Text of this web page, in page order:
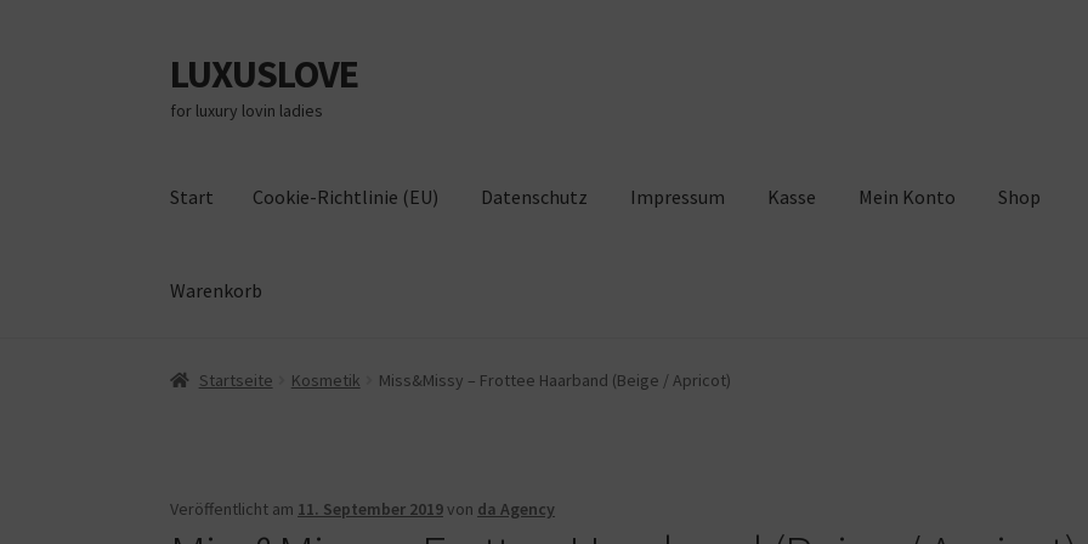
Zur
Navigation
springen
Zum
Inhalt
springen
LUXUSLOVE
for luxury lovin ladies
Start Cookie-Richtlinie (EU) Datenschutz Impressum Kasse Mein Konto Shop
Warenkorb
Start Cookie-Richtlinie (EU) Datenschutz Impressum Kasse Mein Konto
Startseite Kosmetik Miss&Missy – Frottee Haarband (Beige / Apricot)
Veröffentlicht am 11. September 2019von da Agency